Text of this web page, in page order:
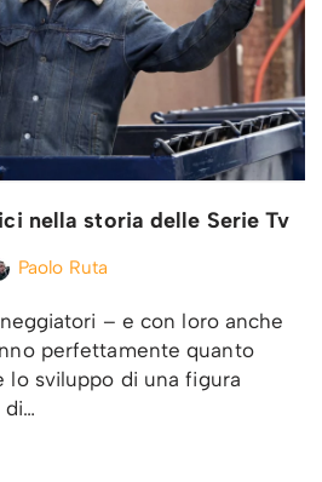
nella storia delle Serie Tv
Paolo Ruta
– e con loro anche
perfettamente quanto
lo sviluppo di una figura
di…